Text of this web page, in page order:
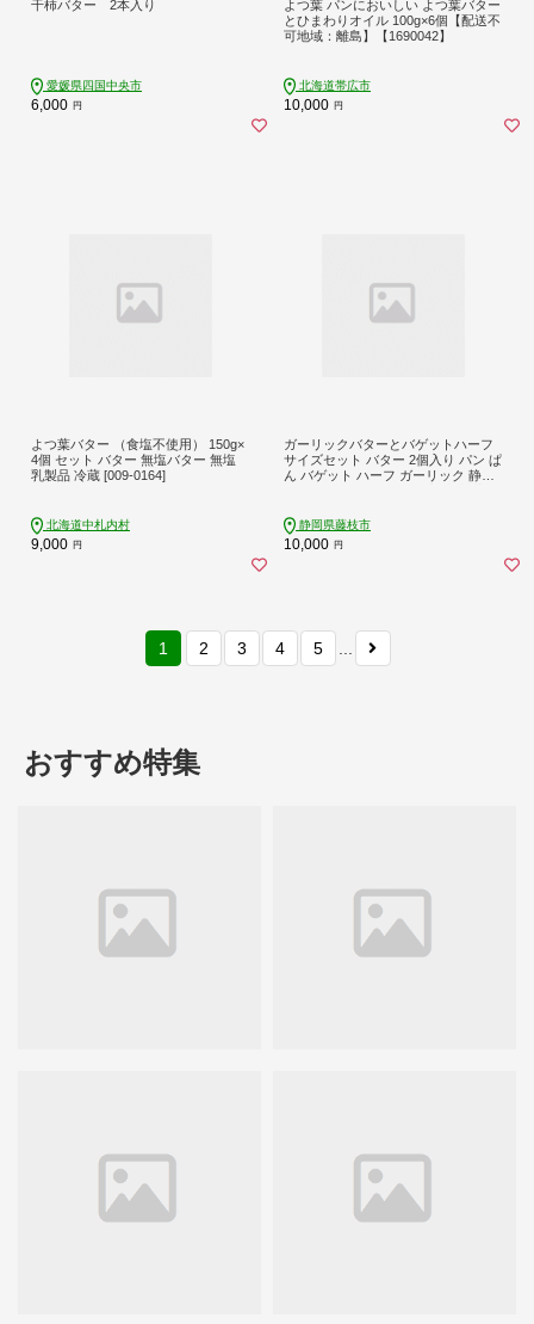
干柿バター 2本入り
愛媛県四国中央市
6,000 円
よつ葉 パンにおいしい よつ葉バター
とひまわりオイル 100g×6個【配送不
可地域：離島】【1690042】
北海道帯広市
10,000 円
よつ葉バター （食塩不使用） 150g×
4個 セット バター 無塩バター 無塩
乳製品 冷蔵 [009-0164]
北海道中札内村
9,000 円
ガーリックバターとバゲットハーフ
サイズセット バター 2個入り パン ぱ
ん バゲット ハーフ ガーリック 静岡
静岡県藤枝市
10,000 円
1 2 3 4 5
おすすめ特集